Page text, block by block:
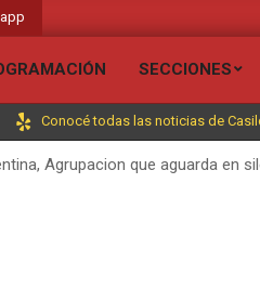
Bienvenido
SECCIONES
Conocé todas las noticias de
Agrupacion que aguarda